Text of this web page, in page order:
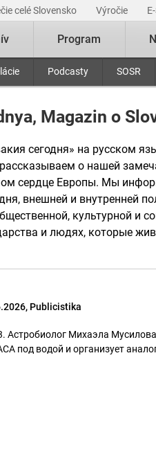
celé Slovensko Výročie
Podcasty SOSR
Program
Magazin o
сегодня» на русском
о нашей
сердце Европы. Мы
внешней и внутренней
культурной и
и людях, которые
Publicistika
Астробиолог Михаэла
под водой и организует